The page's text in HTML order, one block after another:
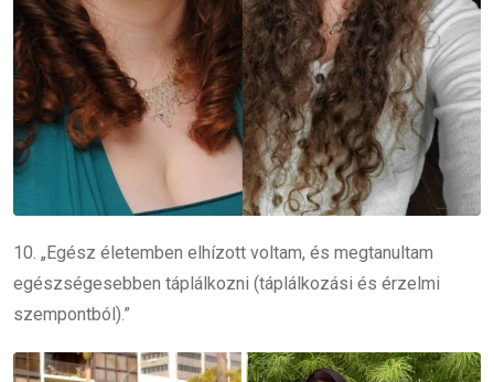
10. „Egész életemben elhízott voltam, és megtanultam
egészségesebben táplálkozni (táplálkozási és érzelmi
szempontból).”